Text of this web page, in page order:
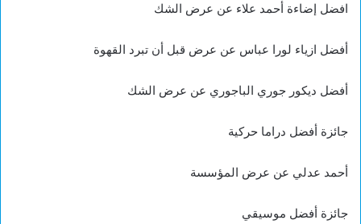
افضل إضاءة أحمد علاء عن عرض الشك
أفضل ازياء لورا عباس عن عرض قبل أن تبرد القهوة
أفضل ديكور جوري الباجوري عن عرض الشك
جائزة أفضل دراما حركية
أحمد عدلي عن عرض المؤسسة
جائزة أفضل موسيقي